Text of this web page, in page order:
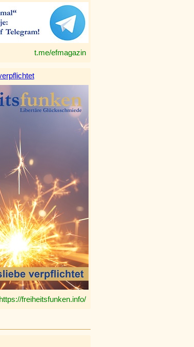
t.me/efmagazin
https://freiheitsfunken.info/